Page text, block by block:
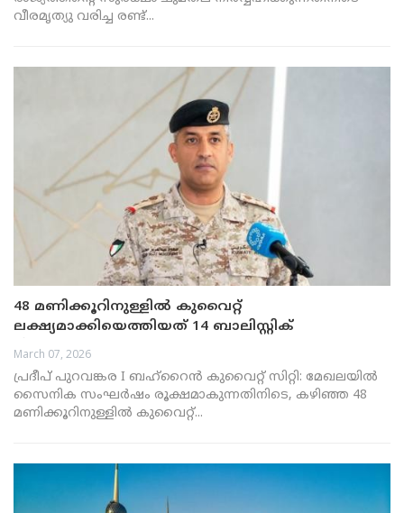
വീരമൃത്യു വരിച്ച രണ്ട്...
48 മണിക്കൂറിനുള്ളിൽ കുവൈറ്റ്
ലക്ഷ്യമാക്കിയെത്തിയത് 14 ബാലിസ്റ്റിക്
മിസൈലുകളും 23 ഡ്രോണുകളും
March 07, 2026
പ്രദീപ് പുറവങ്കര I ബഹ്റൈൻ കുവൈറ്റ് സിറ്റി: മേഖലയിൽ
സൈനിക സംഘർഷം രൂക്ഷമാകുന്നതിനിടെ, കഴിഞ്ഞ 48
മണിക്കൂറിനുള്ളിൽ കുവൈറ്റ്...